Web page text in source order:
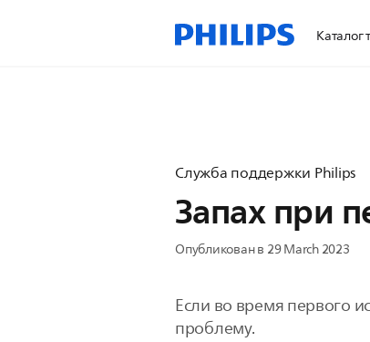
Каталог
Служба поддержки Philips
Запах при
Опубликован в 29 March 2023
Если во время первого
проблему.